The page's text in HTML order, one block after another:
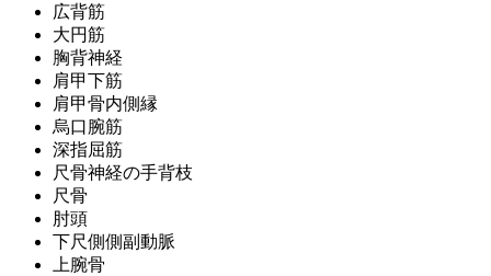
広背筋
大円筋
胸背神経
肩甲下筋
肩甲骨内側縁
烏口腕筋
深指屈筋
尺骨神経の手背枝
尺骨
肘頭
下尺側側副動脈
上腕骨